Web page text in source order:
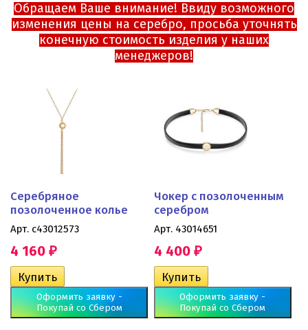
Обращаем Ваше внимание! Ввиду возможного
изменения цены на серебро, просьба уточнять
конечную стоимость изделия у наших
менеджеров!
Серебряное
позолоченное колье
Арт. с43012573
4 160 ₽
Оформить заявку -
Покупай со Сбером
Чокер с позолоченным
серебром
Арт. 43014651
4 400 ₽
Оформить заявку -
Покупай со Сбером